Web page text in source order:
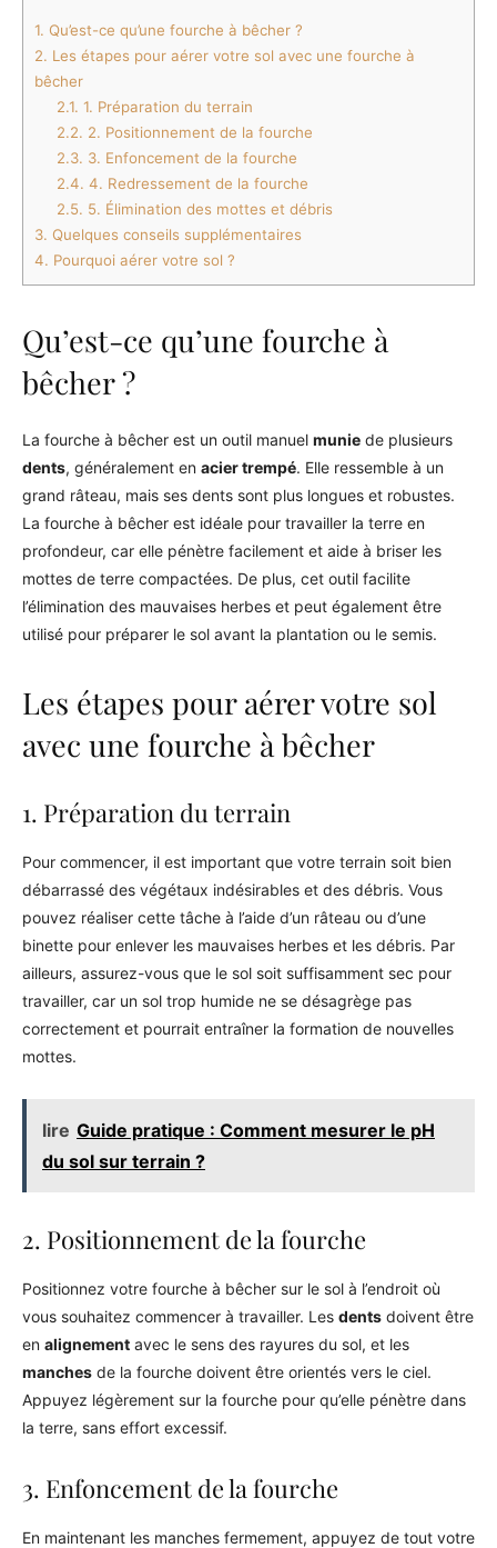
1. Qu’est-ce qu’une fourche à bêcher ?
2. Les étapes pour aérer votre sol avec une fourche à
bêcher
2.1. 1. Préparation du terrain
2.2. 2. Positionnement de la fourche
2.3. 3. Enfoncement de la fourche
2.4. 4. Redressement de la fourche
2.5. 5. Élimination des mottes et débris
3. Quelques conseils supplémentaires
4. Pourquoi aérer votre sol ?
Qu’est-ce qu’une fourche à
bêcher ?
La fourche à bêcher est un outil manuel munie de plusieurs
dents, généralement en acier trempé. Elle ressemble à un
grand râteau, mais ses dents sont plus longues et robustes.
La fourche à bêcher est idéale pour travailler la terre en
profondeur, car elle pénètre facilement et aide à briser les
mottes de terre compactées. De plus, cet outil facilite
l’élimination des mauvaises herbes et peut également être
utilisé pour préparer le sol avant la plantation ou le semis.
Les étapes pour aérer votre sol
avec une fourche à bêcher
1. Préparation du terrain
Pour commencer, il est important que votre terrain soit bien
débarrassé des végétaux indésirables et des débris. Vous
pouvez réaliser cette tâche à l’aide d’un râteau ou d’une
binette pour enlever les mauvaises herbes et les débris. Par
ailleurs, assurez-vous que le sol soit suffisamment sec pour
travailler, car un sol trop humide ne se désagrège pas
correctement et pourrait entraîner la formation de nouvelles
mottes.
lire Guide pratique : Comment mesurer le pH
du sol sur terrain ?
2. Positionnement de la fourche
Positionnez votre fourche à bêcher sur le sol à l’endroit où
vous souhaitez commencer à travailler. Les dents doivent être
en alignement avec le sens des rayures du sol, et les
manches de la fourche doivent être orientés vers le ciel.
Appuyez légèrement sur la fourche pour qu’elle pénètre dans
la terre, sans effort excessif.
3. Enfoncement de la fourche
En maintenant les manches fermement, appuyez de tout votre